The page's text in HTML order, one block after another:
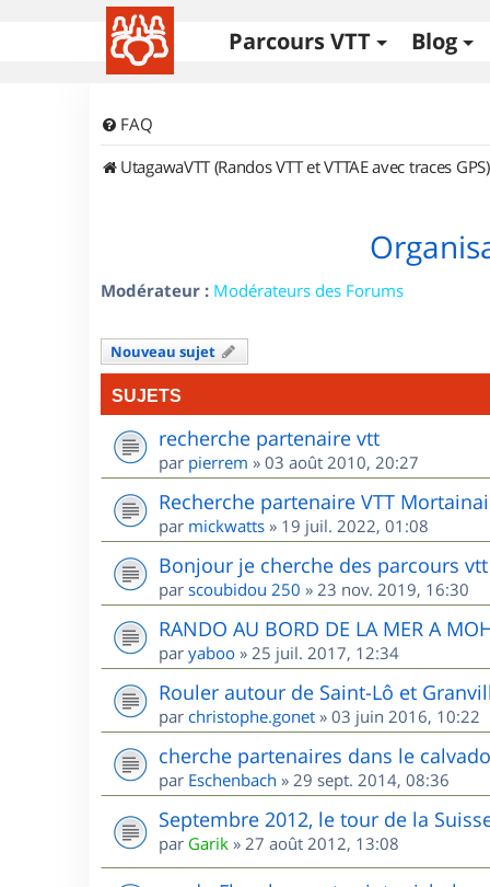
Parcours VTT Blog
FAQ
UtagawaVTT (Randos VTT et VTTAE avec traces GPS)
Modérateur : Modérateurs des Forums
Nouveau sujet
SUJETS
recherche partenaire vtt
par pierrem » 03 août 2010, 20:27
Recherche partenaire VTT
par mickwatts » 19 juil. 2022, 01:08
Bonjour je cherche des parcours
par scoubidou 250 » 23 nov. 2019, 16:30
RANDO AU BORD DE LA MER A
par yaboo » 25 juil. 2017, 12:34
Rouler autour de Saint-Lô et
par christophe.gonet » 03 juin 2016, 10:22
cherche partenaires dans le
par Eschenbach » 29 sept. 2014, 08:36
Septembre 2012, le tour de la
par Garik » 27 août 2012, 13:08